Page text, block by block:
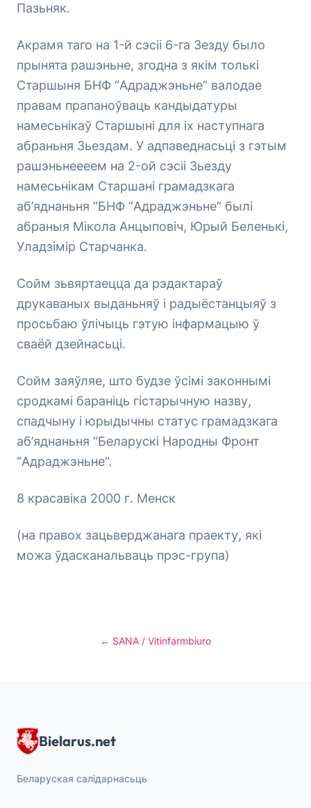
Пазьняк.
Акрамя таго на 1-й сэсіі 6-га Зезду было
прынята рашэньне, згодна з якім толькі
Старшыня БНФ “Адраджэньне” валодае
правам прапаноўваць кандыдатуры
намесьнікаў Старшыні для іх наступнага
абраньня Зьездам. У адпаведнасьці з гэтым
рашэньнеееем на 2-ой сэсіі Зьезду
намесьнікам Старшані грамадзкага
аб’яднаньня “БНФ “Адраджэньне” былі
абраныя Мікола Анцыповіч, Юрый Беленькі,
Уладзімір Старчанка.
Сойм зьвяртаецца да рэдактараў
друкаваных выданьняў і радыёстанцыяў з
просьбаю ўлічыць гэтую інфармацыю ў
сваёй дзейнасьці.
Сойм заяўляе, што будзе ўсімі законнымі
сродкамі бараніць гістарычную назву,
спадчыну і юрыдычны статус грамадзкага
аб’яднаньня “Беларускі Народны Фронт
“Адраджэньне”.
8 красавіка 2000 г. Менск
(на правох зацьверджанага праекту, які
можа ўдасканальваць прэс-група)
← SANA / Vitinfarmbiuro
Bielarus.net
Беларуская салідарнасьць